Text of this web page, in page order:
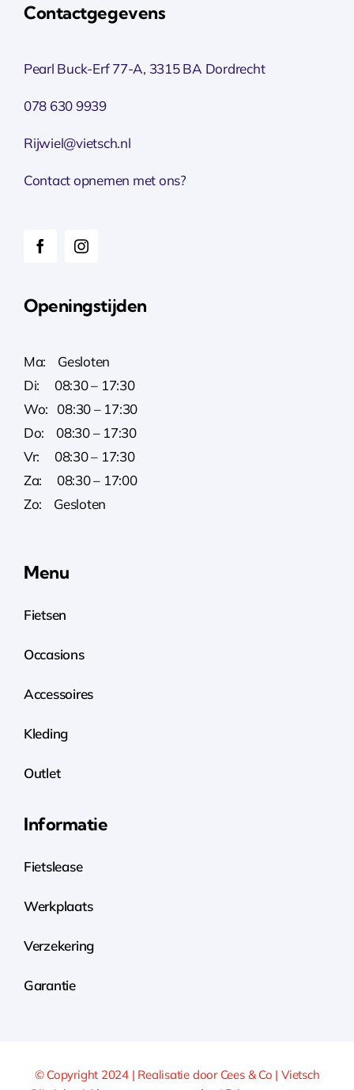
Contactgegevens
Pearl Buck-Erf 77-A, 3315 BA Dordrecht
078 630 9939
Rijwiel@vietsch.nl
Contact opnemen met ons?
Openingstijden
Ma: Gesloten
Di: 08:30 – 17:30
Wo: 08:30 – 17:30
Do: 08:30 – 17:30
Vr: 08:30 – 17:30
Za: 08:30 – 17:00
Zo: Gesloten
Menu
Fietsen
Occasions
Accessoires
Kleding
Outlet
Informatie
Fietslease
Werkplaats
Verzekering
Garantie
© Copyright 2024 | Realisatie door Cees & Co | Vietsch